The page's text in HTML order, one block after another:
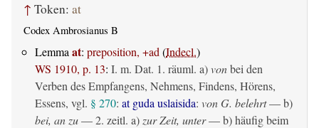
↑ Token: at
Codex Ambrosianus B
Lemma at: preposition, +ad (Indecl.)
WS 1910, p. 13: I. m. Dat. 1. räuml. a)vonbei den
Verben des Empfangens, Nehmens, Findens, Hörens,
Essens, vgl. § 270: at guda uslaisida: von G. belehrt— b)
bei, an zu— 2. zeitl. a) zur Zeit, unter— b) häufig beim